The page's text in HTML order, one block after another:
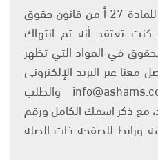
يتم الاستخدام المواد وفقًا للمادة 27 أ من قانون حقوق
2007، وإن كنت تعتقد أنه تم انتهاك
في المواد التي تظهر
عبر البريد الإلكتروني
على العنوان التالي: info@ashams.com والطلب
مع ذكر اسمك الكامل ورقم
ورابط للصفحة ذات الصلة